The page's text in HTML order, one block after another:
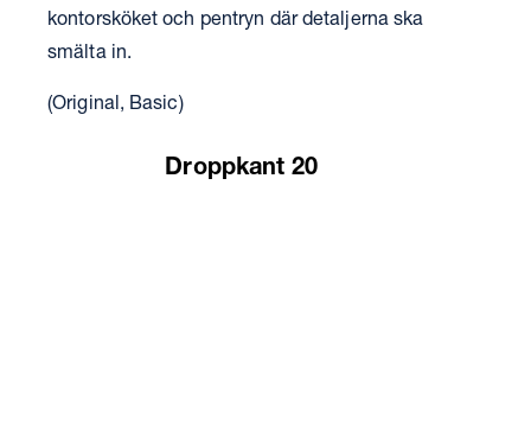
kontorsköket och pentryn där detaljerna ska
smälta in.
(Original, Basic)
Droppkant 20